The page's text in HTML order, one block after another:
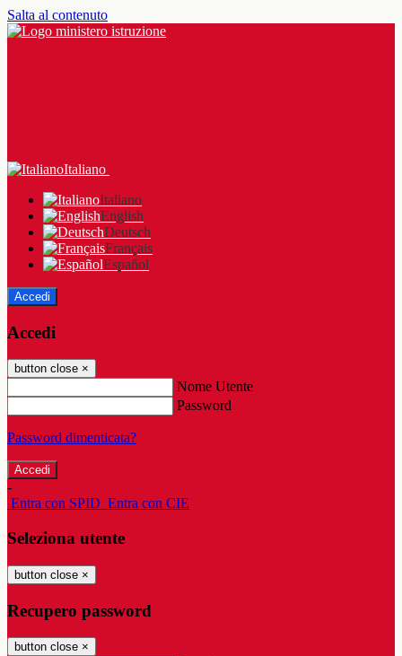
Salta al contenuto
Italiano
Italiano
English
Deutsch
Français
Español
Accedi
Accedi
button close ×
Nome Utente
Password
Password dimenticata?
-
Entra con SPID Entra con CIE
Seleziona utente
button close ×
Recupero password
button close ×